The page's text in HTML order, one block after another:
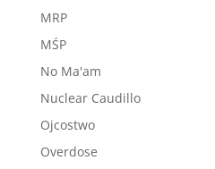
MRP
MŚP
No Ma'am
Nuclear Caudillo
Ojcostwo
Overdose